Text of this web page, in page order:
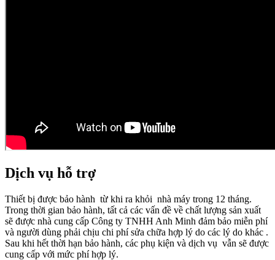
Dịch vụ hỗ trợ
Thiết bị được bảo hành từ khi ra khỏi nhà máy trong 12 tháng.
Trong thời gian bảo hành, tất cả các vấn đề về chất lượng sản xuất
sẽ được nhà cung cấp Công ty TNHH Anh Minh đảm bảo miễn phí
và người dùng phải chịu chi phí sửa chữa hợp lý do các lý do khác .
Sau khi hết thời hạn bảo hành, các phụ kiện và dịch vụ vẫn sẽ được
cung cấp với mức phí hợp lý.